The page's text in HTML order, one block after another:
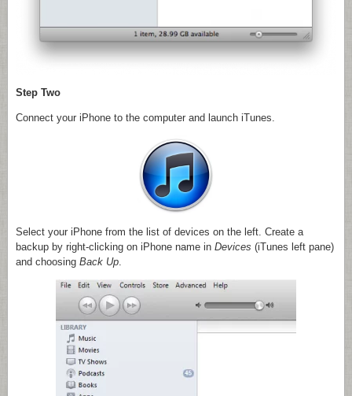
Step Two
Connect your iPhone to the computer and launch iTunes.
Select your iPhone from the list of devices on the left. Create a
backup by right-clicking on iPhone name in Devices (iTunes left pane)
and choosing Back Up.